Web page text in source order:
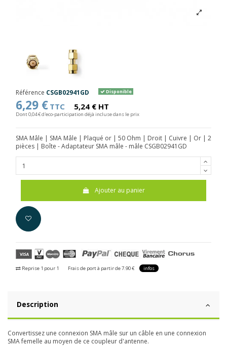
Référence CSGB02941GD Disponible
6,29 € TTC 5,24 € HT
Dont 0,04 € d'eco-participation déjà incluse dans le prix
SMA Mâle | SMA Mâle | Plaqué or | 50 Ohm | Droit | Cuivre | Or | 2
pièces | Boîte - Adaptateur SMA mâle - mâle CSGB02941GD
Ajouter au panier
Reprise 1 pour 1 Frais de port à partir de 7.90 € infos
Description
Convertissez une connexion SMA mâle sur un câble en une connexion
SMA femelle au moyen de ce coupleur d'antenne.